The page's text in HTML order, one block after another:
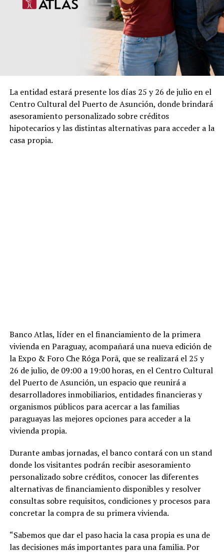
La entidad estará presente los días 25 y 26 de julio en el
Centro Cultural del Puerto de Asunción, donde brindará
asesoramiento personalizado sobre créditos
hipotecarios y las distintas alternativas para acceder a la
casa propia.
Banco Atlas, líder en el financiamiento de la primera
vivienda en Paraguay, acompañará una nueva edición de
la Expo & Foro Che Róga Porã, que se realizará el 25 y
26 de julio, de 09:00 a 19:00 horas, en el Centro Cultural
del Puerto de Asunción, un espacio que reunirá a
desarrolladores inmobiliarios, entidades financieras y
organismos públicos para acercar a las familias
paraguayas las mejores opciones para acceder a la
vivienda propia.
Durante ambas jornadas, el banco contará con un stand
donde los visitantes podrán recibir asesoramiento
personalizado sobre créditos, conocer las diferentes
alternativas de financiamiento disponibles y resolver
consultas sobre requisitos, condiciones y procesos para
concretar la compra de su primera vivienda.
“Sabemos que dar el paso hacia la casa propia es una de
las decisiones más importantes para una familia. Por